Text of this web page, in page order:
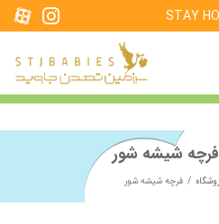
STAY
فرچه شیشه شور
فرچه شیشه شور